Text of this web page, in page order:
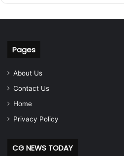
Pages
About Us
Contact Us
Home
Privacy Policy
CG NEWS TODAY